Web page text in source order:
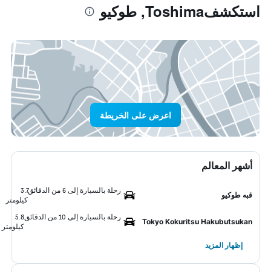
استكشفToshima, طوكيو
اعرض على الخريطة
أشهر المعالم
قبه طوكيو
رحلة بالسيارة إلى 6 من الدقائق
3.7
كيلومتر
Tokyo Kokuritsu Hakubutsukan
رحلة بالسيارة إلى 10 من الدقائق
5.8
كيلومتر
إظهار المزيد